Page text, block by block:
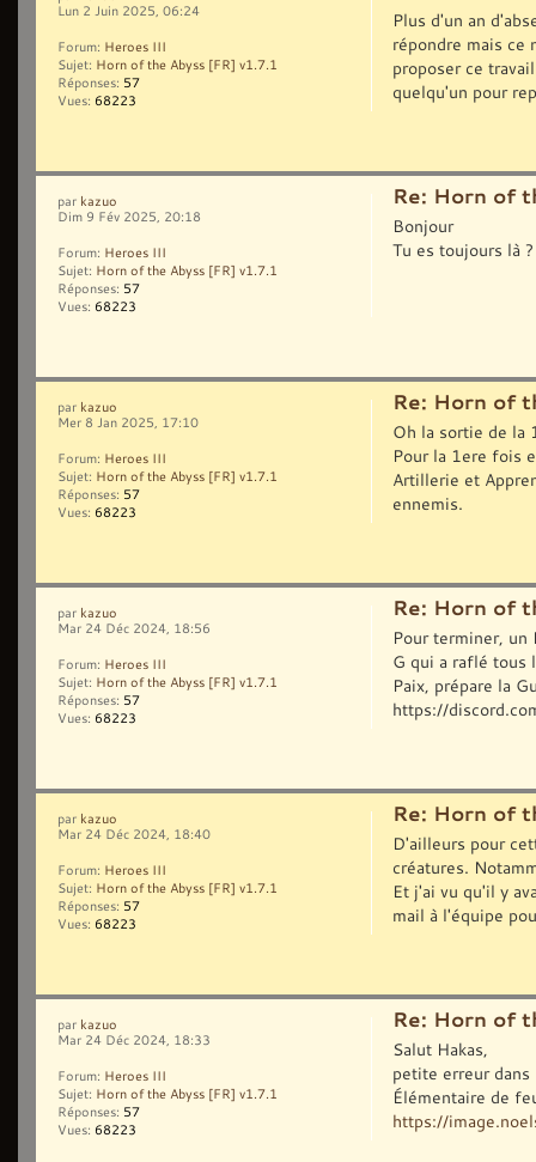
Plus d'un an
répondre mais ce
proposer ce
quelqu'un pour
Lun 2 Juin 2025, 06:24
Forum: Heroes III
Sujet: Horn of the Abyss [FR] v1.7.1
Réponses: 57
Vues: 68223
Re: Horn of
Bonjour
Tu es toujours là
par kazuo
Dim 9 Fév 2025, 20:18
Forum: Heroes III
Sujet: Horn of the Abyss [FR] v1.7.1
Réponses: 57
Vues: 68223
Re: Horn of
Oh la sortie de la
Pour la 1ere fois
Artillerie et
ennemis.
par kazuo
Mer 8 Jan 2025, 17:10
Forum: Heroes III
Sujet: Horn of the Abyss [FR] v1.7.1
Réponses: 57
Vues: 68223
Re: Horn of
Pour terminer, un
G qui a raflé tous
Paix, prépare la
https://
par kazuo
Mar 24 Déc 2024, 18:56
Forum: Heroes III
Sujet: Horn of the Abyss [FR] v1.7.1
Réponses: 57
Vues: 68223
Re: Horn of
D'ailleurs pour
créatures.
Et j'ai vu qu'il y
mail à l'équipe
par kazuo
Mar 24 Déc 2024, 18:40
Forum: Heroes III
Sujet: Horn of the Abyss [FR] v1.7.1
Réponses: 57
Vues: 68223
Re: Horn of
Salut Hakas,
petite erreur
Élémentaire de
https://
par kazuo
Mar 24 Déc 2024, 18:33
Forum: Heroes III
Sujet: Horn of the Abyss [FR] v1.7.1
Réponses: 57
Vues: 68223